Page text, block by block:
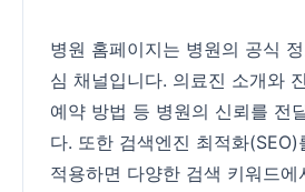
병원 홈페이지는 병원의 공식
심 채널입니다. 의료진 소개와
예약 방법 등 병원의 신뢰를 전
다. 또한 검색엔진 최적화
적용하면 다양한 검색 키워드에